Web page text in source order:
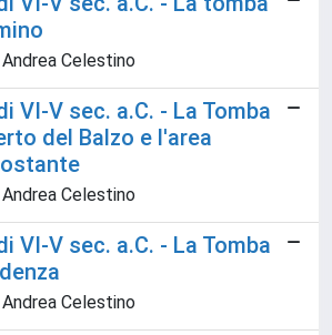
Celestino
VI-V sec. a.C. - La Tomba
del Balzo e l'area
Celestino
VI-V sec. a.C. - La Tomba
Celestino